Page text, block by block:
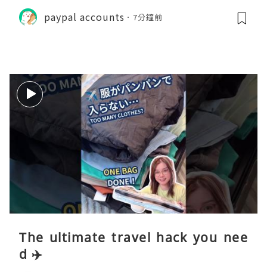
paypal accounts 7分鐘前
The ultimate travel hack you nee
d ✈️